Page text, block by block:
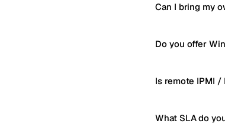
Can I bring my
Do you offer
Is remote IPMI /
What SLA do